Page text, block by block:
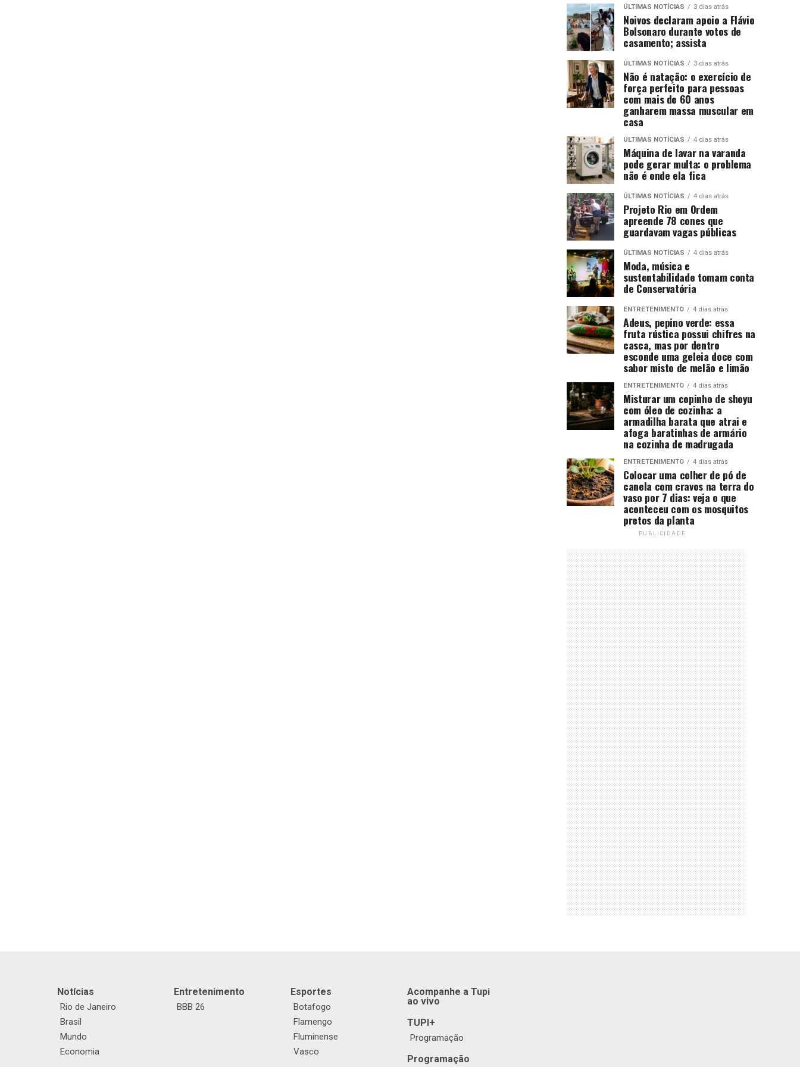
ÚLTIMAS NOTÍCIAS 3 dias atrás
Noivos declaram apoio a Flávio
Bolsonaro durante votos de
casamento; assista
ÚLTIMAS NOTÍCIAS 3 dias atrás
Não é natação: o exercício de
força perfeito para pessoas
com mais de 60 anos
ganharem massa muscular em
casa
ÚLTIMAS NOTÍCIAS 4 dias atrás
Máquina de lavar na varanda
pode gerar multa: o problema
não é onde ela fica
ÚLTIMAS NOTÍCIAS 4 dias atrás
Projeto Rio em Ordem
apreende 78 cones que
guardavam vagas públicas
ÚLTIMAS NOTÍCIAS 4 dias atrás
Moda, música e
sustentabilidade tomam conta
de Conservatória
ENTRETENIMENTO 4 dias atrás
Adeus, pepino verde: essa
fruta rústica possui chifres na
casca, mas por dentro
esconde uma geleia doce com
sabor misto de melão e limão
ENTRETENIMENTO 4 dias atrás
Misturar um copinho de shoyu
com óleo de cozinha: a
armadilha barata que atrai e
afoga baratinhas de armário
na cozinha de madrugada
ENTRETENIMENTO 4 dias atrás
Colocar uma colher de pó de
canela com cravos na terra do
vaso por 7 dias: veja o que
aconteceu com os mosquitos
pretos da planta
PUBLICIDADE
Notícias
Rio de Janeiro
Brasil
Mundo
Economia
Entretenimento
BBB 26
Esportes
Botafogo
Flamengo
Fluminense
Vasco
Acompanhe a Tupi
ao vivo
TUPI+
Programação
Programação